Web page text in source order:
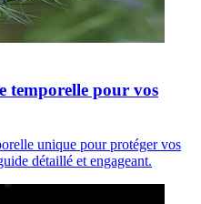
temporelle pour vos
unique pour protéger vos
détaillé et engageant.